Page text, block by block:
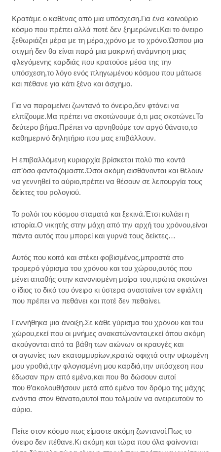
Kρατάμε ο καθένας από μια υπόσχεση.Για ένα καινούριο
κόσμο που πρέπει αλλά ποτέ δεν ξημερώνει.Και το όνειρο
ξεθωριάζει μέρα με τη μέρα,χρόνο με το χρόνο.Ώσπου μια
στιγμή δεν θα είναι παρά μια μακρινή ανάμνηση μιας
φλεγόμενης καρδιάς που κρατούσε μέσα της την
υπόσχεση,το λόγο ενός πληγωμένου κόσμου που μάτωσε
και πέθανε για κάτι ξένο και άσχημο.
Για να παραμείνει ζωντανό το όνειρο,δεν φτάνει να
ελπίζουμε.Μα πρέπει να σκοτώνουμε ό,τι μας σκοτώνει.Το
δεύτερο βήμα.Πρέπει να αρνηθούμε τον αργό θάνατο,το
καθημερινό δηλητήριο που μας επιβάλλουν.
Η επιβαλλόμενη κυριαρχία βρίσκεται πολύ πιο κοντά
απ’όσο φανταζόμαστε.Όσοι ακόμη αισθάνονται και θέλουν
να γεννηθεί το αύριο,πρέπει να θέσουν σε λειτουργία τους
δείκτες του ρολογιού.
Το ρολόι του κόσμου σταματά και ξεκινά.Έτσι κυλάει η
ιστορία.Ο νικητής στην μάχη από την αρχή του χρόνου,είναι
πάντα αυτός που μπορεί και γυρνά τους δείκτες…
Αυτός που κοιτά και στέκει φοβισμένος,μπροστά στο
τρομερό γύρισμα του χρόνου και του χώρου,αυτός που
μένει απαθής στην κανονισμένη μοίρα του,πρώτα σκοτώνει
ο ίδιος το δικό του όνειρο κι ύστερα ανασταίνει τον εφιάλτη
που πρέπει να πεθάνει και ποτέ δεν πεθαίνει.
Γεννήθηκα μια άνοιξη.Σε κάθε γύρισμα του χρόνου και του
χώρου,εκεί που οι μνήμες ανακατώνονται,εκεί όπου ακόμη
ακούγονται από τα βάθη των αιώνων οι κραυγές και
οι αγωνίες των εκατομμυρίων,κρατώ σφιχτά στην υψωμένη
μου γροθιά,την φλογισμένη μου καρδιά,την υπόσχεση που
έδωσαν πριν από εμένα,και που θα δώσουν αυτοί
που θ’ακολουθήσουν μετά από εμένα τον δρόμο της μάχης
ενάντια στον θάνατο,αυτοί που τολμούν να ονειρευτούν το
αύριο.
Πείτε στον κόσμο πως είμαστε ακόμη ζωντανοί.Πως το
όνειρο δεν πέθανε.Κι ακόμη και τώρα που όλα φαίνονται